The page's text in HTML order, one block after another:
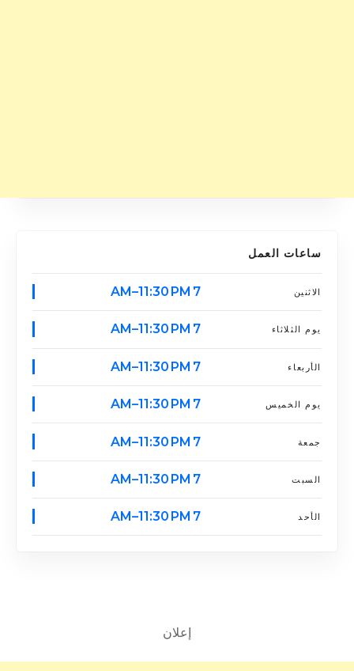
ساعات العمل
الاثنين 7 AM–11:30 PM
يوم الثلاثاء 7 AM–11:30 PM
الأربعاء 7 AM–11:30 PM
يوم الخميس 7 AM–11:30 PM
جمعة 7 AM–11:30 PM
السبت 7 AM–11:30 PM
الأحد 7 AM–11:30 PM
إعلان